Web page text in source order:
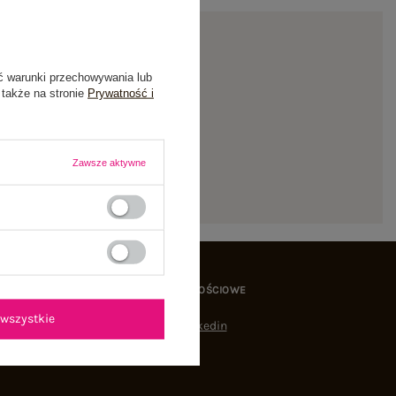
MEDIA SPOŁECZNOŚCIOWE
Linkedin
warunki przechowywania lub
na stronie Prywatność i
Zawsze aktywne